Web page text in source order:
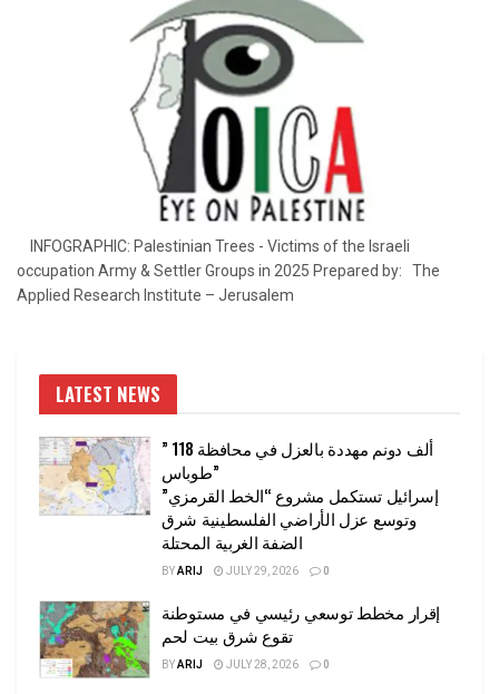
INFOGRAPHIC: Palestinian Trees - Victims of the Israeli
occupation Army & Settler Groups in 2025 Prepared by: The
Applied Research Institute – Jerusalem
LATEST NEWS
” 118 ألف دونم مهددة بالعزل في محافظة
طوباس”
إسرائيل تستكمل مشروع “الخط القرمزي”
وتوسع عزل الأراضي الفلسطينية شرق
الضفة الغربية المحتلة
BYARIJ JULY 29, 2026 0
إقرار مخطط توسعي رئيسي في مستوطنة
تقوع شرق بيت لحم
BYARIJ JULY 28, 2026 0